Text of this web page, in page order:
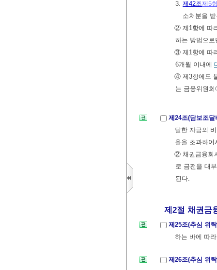
3. 제42조제5
소처분을
② 제1항에 따
하는 방법으
③ 제1항에 따
6개월 이내에
④ 제3항에도
는 금융위원
제24조(담보조
달한 자금의
율을 초과하여
② 채권금융회
로 금전을 대
된다.
제2절 채권금융
제25조(추심 위
하는 바에 따
제26조(추심 위